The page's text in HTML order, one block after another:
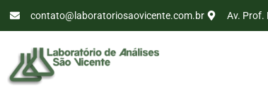
contato@laboratoriosaovicente.com.br Av. Prof.